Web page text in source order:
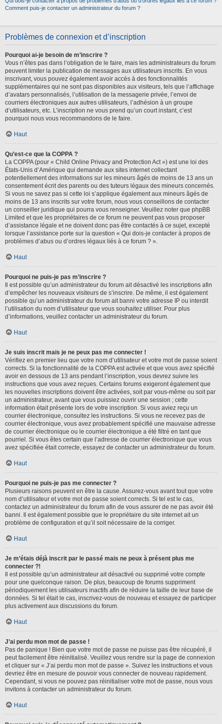
Comment puis-je contacter un administrateur du forum ?
Problèmes de connexion et d’inscription
Pourquoi ai-je besoin de m’inscrire ?
Vous n’êtes pas dans l’obligation de le faire, mais les administrateurs du forum
peuvent limiter la publication de messages aux utilisateurs inscrits. En vous
inscrivant, vous pouvez également avoir accès à des fonctionnalités
supplémentaires qui ne sont pas disponibles aux visiteurs, tels que l’affichage
d’avatars personnalisés, l’utilisation de la messagerie privée, l’envoi de
courriers électroniques aux autres utilisateurs, l’adhésion à un groupe
d’utilisateurs, etc. L’inscription ne vous prend qu’un court instant, c’est
pourquoi nous vous recommandons de le faire.
Haut
Qu’est-ce que la COPPA ?
La COPPA (pour « Child Online Privacy and Protection Act ») est une loi des
États-Unis d’Amérique qui demande aux sites internet collectant
potentiellement des informations sur les mineurs âgés de moins de 13 ans un
consentement écrit des parents ou des tuteurs légaux des mineurs concernés.
Si vous ne savez pas si cette loi s’applique également aux mineurs âgés de
moins de 13 ans inscrits sur votre forum, nous vous conseillons de contacter
un conseiller juridique qui pourra vous renseigner. Veuillez noter que phpBB
Limited et que les propriétaires de ce forum ne peuvent pas vous proposer
d’assistance légale et ne doivent donc pas être contactés à ce sujet, excepté
lorsque l’assistance porte sur la question « Qui dois-je contacter à propos de
problèmes d’abus ou d’ordres légaux liés à ce forum ? ».
Haut
Pourquoi ne puis-je pas m’inscrire ?
Il est possible qu’un administrateur du forum ait désactivé les inscriptions afin
d’empêcher les nouveaux visiteurs de s’inscrire. De même, il est également
possible qu’un administrateur du forum ait banni votre adresse IP ou interdit
l’utilisation du nom d’utilisateur que vous souhaitez utiliser. Pour plus
d’informations, veuillez contacter un administrateur du forum.
Haut
Je suis inscrit mais je ne peux pas me connecter !
Vérifiez en premier lieu que votre nom d’utilisateur et votre mot de passe soient
corrects. Si la fonctionnalité de la COPPA est activée et que vous avez spécifié
avoir en dessous de 13 ans pendant l’inscription, vous devrez suivre les
instructions que vous avez reçues. Certains forums exigeront également que
les nouvelles inscriptions doivent être activées, soit par vous-même ou soit par
un administrateur, avant que vous puissiez ouvrir une session ; cette
information était présente lors de votre inscription. Si vous aviez reçu un
courrier électronique, consultez les instructions. Si vous ne recevez pas de
courrier électronique, vous avez probablement spécifié une mauvaise adresse
de courrier électronique ou le courrier électronique a été filtré en tant que
pourriel. Si vous êtes certain que l’adresse de courrier électronique que vous
avez spécifiée était correcte, essayez de contacter un administrateur du forum.
Haut
Pourquoi ne puis-je pas me connecter ?
Plusieurs raisons peuvent en être la cause. Assurez-vous avant tout que votre
nom d’utilisateur et votre mot de passe soient corrects. Si tel est le cas,
contactez un administrateur du forum afin de vous assurer de ne pas avoir été
banni. Il est également possible que le propriétaire du site internet ait un
problème de configuration et qu’il soit nécessaire de la corriger.
Haut
Je m’étais déjà inscrit par le passé mais ne peux à présent plus me
connecter ?!
Il est possible qu’un administrateur ait désactivé ou supprimé votre compte
pour une quelconque raison. De plus, beaucoup de forums suppriment
périodiquement les utilisateurs inactifs afin de réduire la taille de leur base de
données. Si tel était le cas, inscrivez-vous de nouveau et essayez de participer
plus activement aux discussions du forum.
Haut
J’ai perdu mon mot de passe !
Pas de panique ! Bien que votre mot de passe ne puisse pas être récupéré, il
peut facilement être réinitialisé. Veuillez vous rendre sur la page de connexion
et cliquer sur « J’ai perdu mon mot de passe ». Suivez les instructions et vous
devriez être en mesure de pouvoir vous connecter de nouveau rapidement.
Cependant, si vous ne pouvez pas réinitialiser votre mot de passe, nous vous
invitons à contacter un administrateur du forum.
Haut